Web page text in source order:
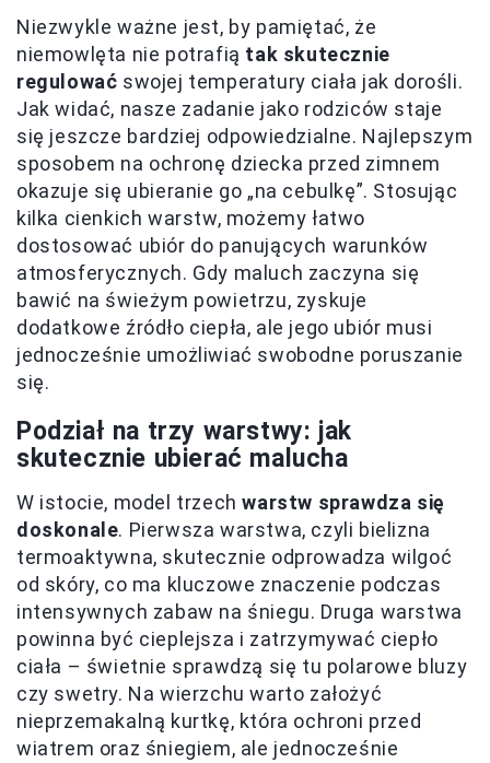
Niezwykle ważne jest, by pamiętać, że
niemowlęta nie potrafią tak skutecznie
regulować swojej temperatury ciała jak dorośli.
Jak widać, nasze zadanie jako rodziców staje
się jeszcze bardziej odpowiedzialne. Najlepszym
sposobem na ochronę dziecka przed zimnem
okazuje się ubieranie go „na cebulkę”. Stosując
kilka cienkich warstw, możemy łatwo
dostosować ubiór do panujących warunków
atmosferycznych. Gdy maluch zaczyna się
bawić na świeżym powietrzu, zyskuje
dodatkowe źródło ciepła, ale jego ubiór musi
jednocześnie umożliwiać swobodne poruszanie
się.
Podział na trzy warstwy: jak
skutecznie ubierać malucha
W istocie, model trzechwarstw sprawdza się
doskonale. Pierwsza warstwa, czyli bielizna
termoaktywna, skutecznie odprowadza wilgoć
od skóry, co ma kluczowe znaczenie podczas
intensywnych zabaw na śniegu. Druga warstwa
powinna być cieplejsza i zatrzymywać ciepło
ciała – świetnie sprawdzą się tu polarowe bluzy
czy swetry. Na wierzchu warto założyć
nieprzemakalną kurtkę, która ochroni przed
wiatrem oraz śniegiem, ale jednocześnie